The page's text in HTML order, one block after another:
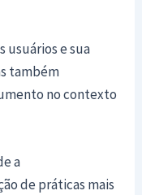
usuários e sua
também
no contexto
a
de práticas mais